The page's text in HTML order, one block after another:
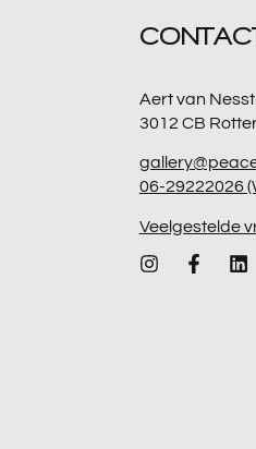
Aert van
3012 CB
06-29222026
Veelgestelde